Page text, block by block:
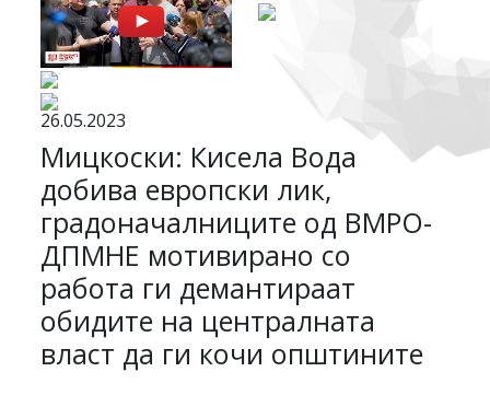
26.05.2023
Мицкоски: Кисела Вода
добива европски лик,
градоначалниците од ВМРО-
ДПМНЕ мотивирано со
работа ги демантираат
обидите на централната
власт да ги кочи општините